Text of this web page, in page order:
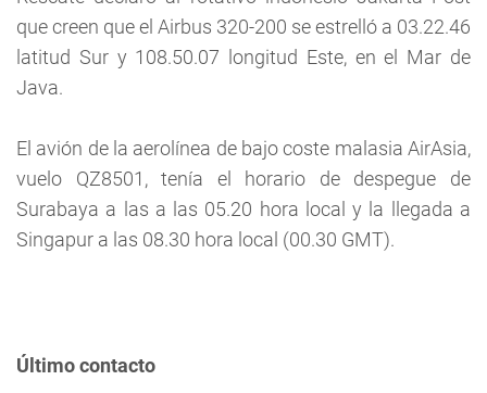
que creen que el Airbus 320-200 se estrelló a 03.22.46
latitud Sur y 108.50.07 longitud Este, en el Mar de
Java.
El avión de la aerolínea de bajo coste malasia AirAsia,
vuelo QZ8501, tenía el horario de despegue de
Surabaya a las a las 05.20 hora local y la llegada a
Singapur a las 08.30 hora local (00.30 GMT).
Último contacto